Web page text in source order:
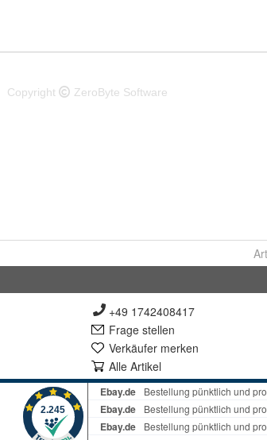
+49 1742408417
Frage stellen
Verkäufer merken
Alle Artikel